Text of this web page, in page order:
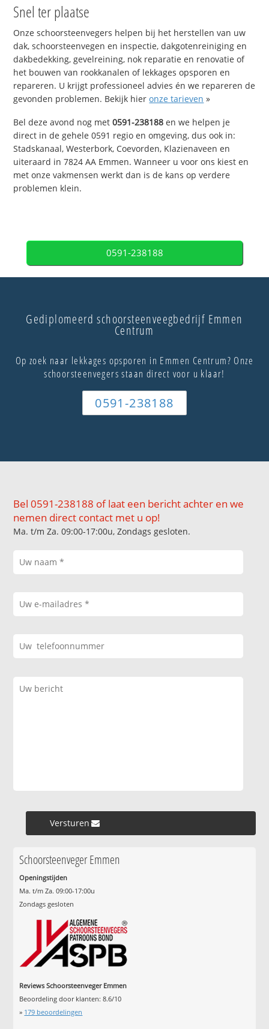
Snel ter plaatse
Onze schoorsteenvegers helpen bij het herstellen van uw
dak, schoorsteenvegen en inspectie, dakgotenreiniging en
dakbedekking, gevelreining, nok reparatie en renovatie of
het bouwen van rookkanalen of lekkages opsporen en
repareren. U krijgt professioneel advies én we repareren de
gevonden problemen. Bekijk hieronze tarieven »
Bel deze avond nog met0591-238188 en we helpen je
direct in de gehele 0591 regio en omgeving, dus ook in:
Stadskanaal, Westerbork, Coevorden, Klazienaveen en
uiteraard in 7824 AA Emmen. Wanneer u voor ons kiest en
met onze vakmensen werkt dan is de kans op verdere
problemen klein.
0591-238188
Gediplomeerd schoorsteenveegbedrijf Emmen
Centrum
Op zoek naar lekkages opsporen in Emmen Centrum? Onze
schoorsteenvegers staan direct voor u klaar!
0591-238188
Bel 0591-238188 of laat een bericht achter en we
nemen direct contact met u op!
Ma. t/m Za. 09:00-17:00u, Zondags gesloten.
Versturen »
Schoorsteenveger Emmen
Openingstijden
Ma. t/m Za. 09:00-17:00u
Zondags gesloten
Reviews Schoorsteenveger Emmen
Beoordeling door klanten:8.6/10
» 179 beoordelingen